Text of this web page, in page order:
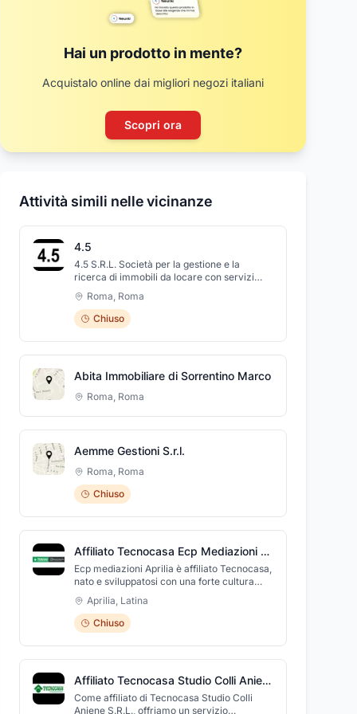
Hai un prodotto in mente?
Acquistalo online dai migliori negozi italiani
Scopri ora
Attività simili nelle vicinanze
4.5
4.5 S.R.L. Società per la gestione e la
ricerca di immobili da locare con servizi
annessi si compone di staff dinamico e
professionale che vuole garantire un
servizio completo e sicuro al fine di
soddisfare ogni tipo di esigenza dei clienti,
basando la propria attività sulla massima
efficacia e trasparenza nella gestione degli
Roma, Roma
Chiuso
Abita Immobiliare di Sorrentino Marco
Roma, Roma
Aemme Gestioni S.r.l.
Roma, Roma
Chiuso
Affiliato Tecnocasa Ecp Mediazioni Aprilia
Ecp mediazioni Aprilia è affiliato Tecnocasa,
nato e sviluppatosi con una forte cultura
professionale nel settore immobiliare, il
Gruppo Tecnocasa conta oggi rami
aziendali complementari e sinergici creati
nel tempo per arricchire il servizio al cliente
finale. Oggi è il Gruppo leader
nell’intermediazione immobiliare e nella
europeo. Siamo presenti in Via Arturo
Toscanini, 34 ad Aprilia.
Aprilia, Latina
Chiuso
Affiliato Tecnocasa Studio Colli Aniene
Come affiliato di Tecnocasa Studio Colli
Aniene S.R.L., offriamo un servizio